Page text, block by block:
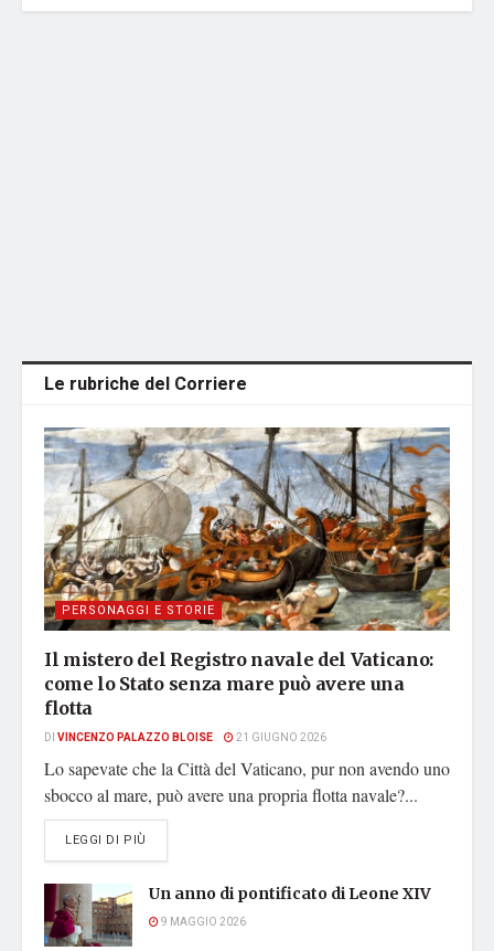
Le rubriche del Corriere
PERSONAGGI E STORIE
Il mistero del Registro navale del Vaticano:
come lo Stato senza mare può avere una
flotta
DI VINCENZO PALAZZO BLOISE 21 GIUGNO 2026
Lo sapevate che la Città del Vaticano, pur non avendo uno
sbocco al mare, può avere una propria flotta navale?...
LEGGI DI PIÙ
Un anno di pontificato di Leone XIV
9 MAGGIO 2026